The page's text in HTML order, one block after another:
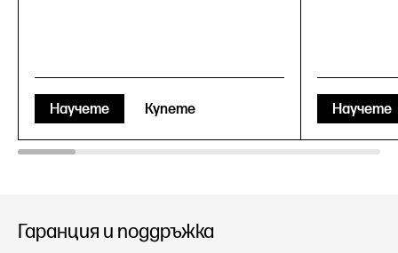
Научете Купете Научете
Гаранция и поддръжка